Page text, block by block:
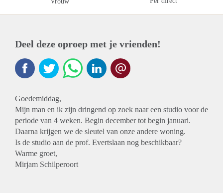
Deel deze oproep met je vrienden!
Goedemiddag,
Mijn man en ik zijn dringend op zoek naar een studio voor de
periode van 4 weken. Begin december tot begin januari.
Daarna krijgen we de sleutel van onze andere woning.
Is de studio aan de prof. Evertslaan nog beschikbaar?
Warme groet,
Mirjam Schilperoort